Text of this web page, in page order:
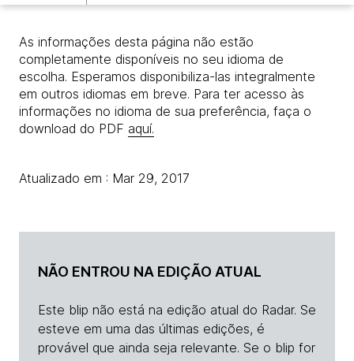
As informações desta página não estão
completamente disponíveis no seu idioma de
escolha. Esperamos disponibiliza-las integralmente
em outros idiomas em breve. Para ter acesso às
informações no idioma de sua preferência, faça o
download do PDF aquí.
Atualizado em : Mar 29, 2017
NÃO ENTROU NA EDIÇÃO ATUAL
Este blip não está na edição atual do Radar. Se
esteve em uma das últimas edições, é
provável que ainda seja relevante. Se o blip for